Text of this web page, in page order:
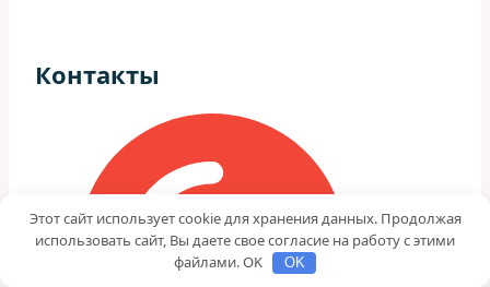
Контакты
Этот сайт использует cookie для хранения данных. Продолжая
использовать сайт, Вы даете свое согласие на работу с этими
файлами. OK
OK